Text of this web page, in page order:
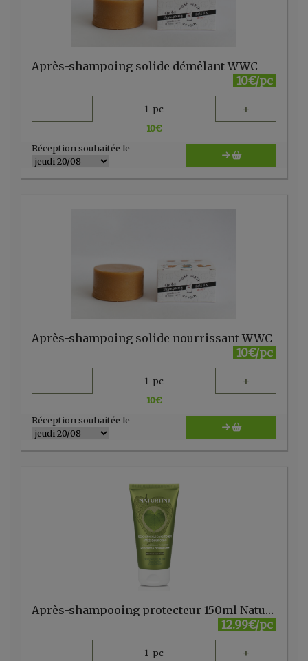
Après-shampoing solide démêlant WWC
10€/pc
- 1 pc +
10€
Réception souhaitée le
Après-shampoing solide nourrissant WWC
10€/pc
- 1 pc +
10€
Réception souhaitée le
Après-shampooing protecteur 150ml Naturtint
12.99€/pc
- 1 pc +